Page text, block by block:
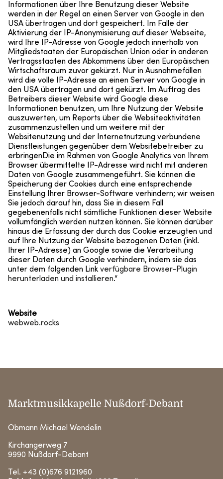
FOTOS
KONTAKT
Informationen über Ihre Benutzung dieser Website
werden in der Regel an einen Server von Google in den
USA übertragen und dort gespeichert. Im Falle der
Aktivierung der IP-Anonymisierung auf dieser Webseite,
wird Ihre IP-Adresse von Google jedoch innerhalb von
Mitgliedstaaten der Europäischen Union oder in anderen
Vertragsstaaten des Abkommens über den Europäischen
Wirtschaftsraum zuvor gekürzt. Nur in Ausnahmefällen
wird die volle IP-Adresse an einen Server von Google in
den USA übertragen und dort gekürzt. Im Auftrag des
Betreibers dieser Website wird Google diese
Informationen benutzen, um Ihre Nutzung der Website
auszuwerten, um Reports über die Websiteaktivitäten
zusammenzustellen und um weitere mit der
Websitenutzung und der Internetnutzung verbundene
Dienstleistungen gegenüber dem Websitebetreiber zu
erbringenDie im Rahmen von Google Analytics von Ihrem
Browser übermittelte IP-Adresse wird nicht mit anderen
Daten von Google zusammengeführt. Sie können die
Speicherung der Cookies durch eine entsprechende
Einstellung Ihrer Browser-Software verhindern; wir weisen
Sie jedoch darauf hin, dass Sie in diesem Fall
gegebenenfalls nicht sämtliche Funktionen dieser Website
vollumfänglich werden nutzen können. Sie können darüber
hinaus die Erfassung der durch das Cookie erzeugten und
auf Ihre Nutzung der Website bezogenen Daten (inkl.
Ihrer IP-Adresse) an Google sowie die Verarbeitung
dieser Daten durch Google verhindern, indem sie das
unter dem folgenden Linkverfügbare Browser-Plugin
herunterladen und installieren.“
Website
webweb.rocks
Marktmusikkapelle Nußdorf-Debant
Obmann Michael Wendelin
Kirchangerweg 7
9990 Nußdorf-Debant
Tel. +43 (0)676 9121960